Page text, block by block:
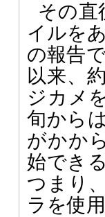
その直
イルを
の報告
以来、
ジカメ
旬から
がかか
始でき
つまり
ラを使